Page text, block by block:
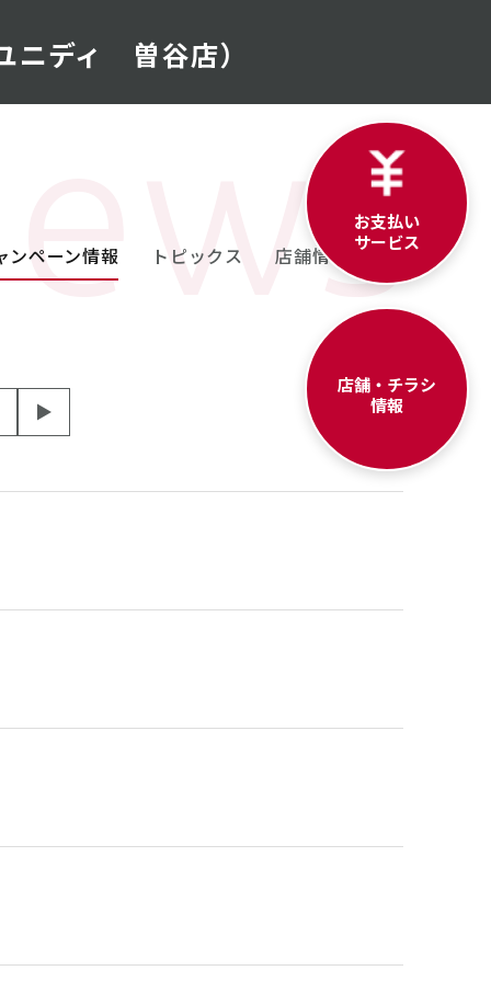
ニディ 曽谷店）
ンペーン情報 トピックス 店舗情報
▶
お支払い
サービス
店舗・チラシ
情報